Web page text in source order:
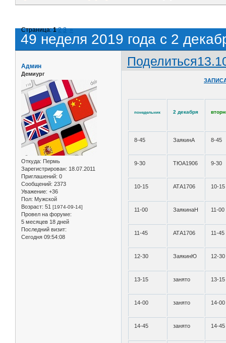
49 неделя 2019 года с 2
Страница:1 2 3 »
Поделиться
Админ
Демиург
Откуда: Пермь
Зарегистрирован: 18.07.2011
Приглашений: 0
Сообщений: 2373
Уважение: +36
Пол: Мужской
Возраст: 51 [1974-09-14]
Провел на форуме:
5 месяцев 18 дней
Последний визит:
Сегодня 09:54:08
понедельник 2 декабря
8-45 ЗаякинА 8-45
9-30 ТЮА1906 9-30
10-15 АТА1706 10-15
11-00 ЗаякинаН 11-00
11-45 АТА1706 11-45
12-30 ЗаякинЮ 12-30
13-15 занято 13-15
14-00 занято 14-00
14-45 занято 14-45